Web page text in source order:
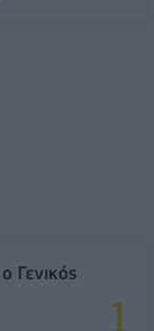
Γενικός